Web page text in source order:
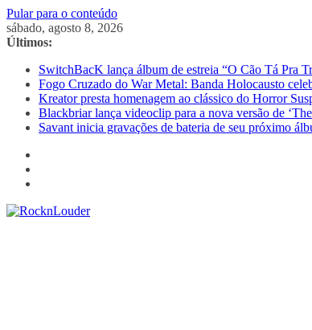
Pular para o conteúdo
sábado, agosto 8, 2026
Últimos:
SwitchBacK lança álbum de estreia “O Cão Tá Pra
Fogo Cruzado do War Metal: Banda Holocausto
Kreator presta homenagem ao clássico do Horror
Blackbriar lança videoclip para a nova versão de
Savant inicia gravações de bateria de seu próximo